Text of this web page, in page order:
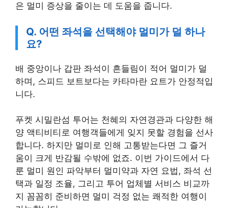
은 멀미 증상을 줄이는 데 도움을 줍니다.
Q. 어떤 좌석을 선택해야 멀미가 덜 하나
요?
배 중앙이나 갑판 좌석이 흔들림이 적어 멀미가 덜
하며, 스피드 보트보다는 카타마란 요트가 안정적입
니다.
푸켓 시밀란섬 투어는 천혜의 자연경관과 다양한 해
양 액티비티로 여행객들에게 잊지 못할 경험을 선사
합니다. 하지만 멀미로 인해 고통받는다면 그 즐거
움이 크게 반감될 수밖에 없죠. 이번 가이드에서 다
룬 멀미 원인 파악부터 멀미약과 자연 요법, 좌석 선
택과 일정 조율, 그리고 투어 업체별 서비스 비교까
지 꼼꼼히 준비하면 멀미 걱정 없는 쾌적한 여행이